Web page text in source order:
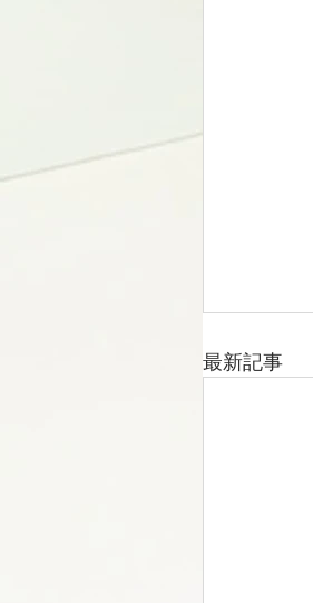
最新記事